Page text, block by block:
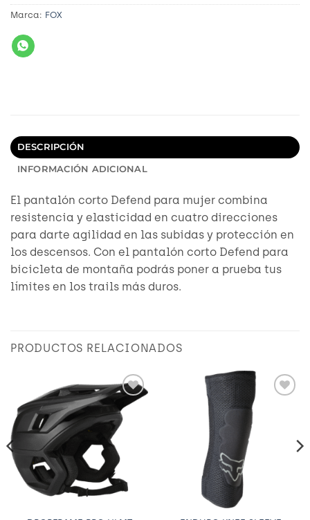
Marca: FOX
DESCRIPCIÓN
INFORMACIÓN ADICIONAL
El pantalón corto Defend para mujer combina
resistencia y elasticidad en cuatro direcciones
para darte agilidad en las subidas y protección en
los descensos. Con el pantalón corto Defend para
bicicleta de montaña podrás poner a prueba tus
límites en los trails más duros.
PRODUCTOS RELACIONADOS
Añadir
a
Wishlist